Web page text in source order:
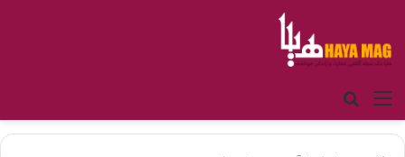
منو